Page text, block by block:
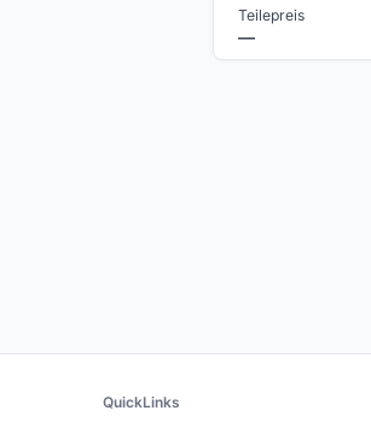
Teilepreis
—
QuickLinks